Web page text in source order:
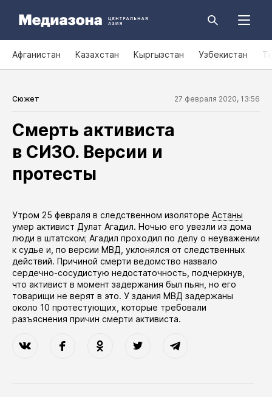
Афганистан Казахстан Кыргызстан Узбекистан
Сюжет 27 февраля 2020, 13:56
Смерть активиста
в СИЗО. Версии и
протесты
​Утром 25 февраля в следственном изоляторе Астаны
умер активист Дулат Агадил. Ночью его увезли из дома
люди в штатском; Агадил проходил по делу о неуважении
к судье и, по версии МВД, уклонялся от следственных
действий. Причиной смерти ведомство назвало
сердечно-сосудистую недостаточность, подчеркнув,
что активист в момент задержания был пьян, но его
товарищи не верят в это. У здания МВД задержаны
около 10 протестующих, которые требовали
разъяснения причин смерти активиста.